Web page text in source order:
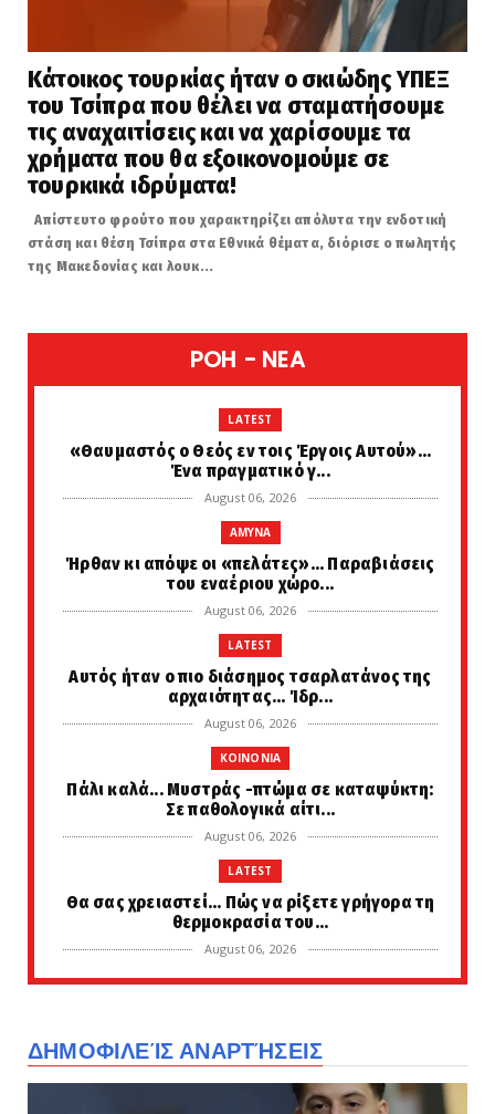
Κάτοικος τουρκίας ήταν ο σκιώδης ΥΠΕΞ
του Τσίπρα που θέλει να σταματήσουμε
τις αναχαιτίσεις και να χαρίσουμε τα
χρήματα που θα εξοικονομούμε σε
τουρκικά ιδρύματα!
Απίστευτο φρούτο που χαρακτηρίζει απόλυτα την ενδοτική
στάση και θέση Τσίπρα στα Εθνικά θέματα, διόρισε ο πωλητής
της Μακεδονίας και λουκ...
POH - NEA
LATEST
«Θαυμαστός ο Θεός εν τοις Έργοις Αυτού»...
Ένα πραγματικό γ...
August 06, 2026
AMYNA
Ήρθαν κι απόψε οι «πελάτες»... Παραβιάσεις
του εναέριου χώρο...
August 06, 2026
LATEST
Αυτός ήταν ο πιο διάσημος τσαρλατάνος της
αρχαιότητας... Ίδρ...
August 06, 2026
KOINONIA
Πάλι καλά... Μυστράς -πτώμα σε καταψύκτη:
Σε παθολογικά αίτι...
August 06, 2026
LATEST
Θα σας χρειαστεί... Πώς να ρίξετε γρήγορα τη
θερμοκρασία του...
August 06, 2026
LATEST
August 06, 2026
ΔΗΜΟΦΙΛΕΊΣ ΑΝΑΡΤΉΣΕΙΣ